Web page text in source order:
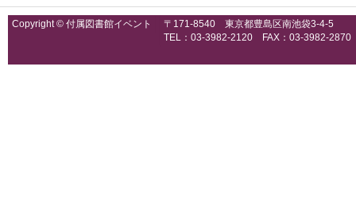
Copyright © 付属図書館イベント
〒171-8540 東京都豊島区南池袋3-4-5
TEL：03-3982-2120 FAX：03-3982-2870